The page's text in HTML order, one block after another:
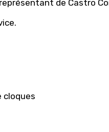
de Castro
cloques